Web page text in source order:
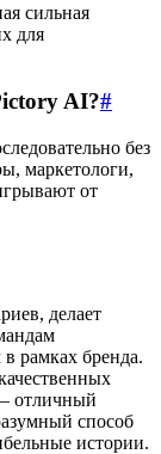
сильная
для
AI?#
без
маркетологи,
от
делает
рамках бренда.
отличный
способ
истории.